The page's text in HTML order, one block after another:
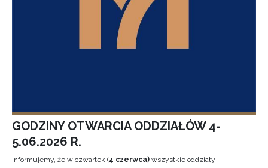
GODZINY OTWARCIA ODDZIAŁÓW 4-
5.06.2026 R.
Informujemy, że w czwartek (4 czerwca) wszystkie oddziały